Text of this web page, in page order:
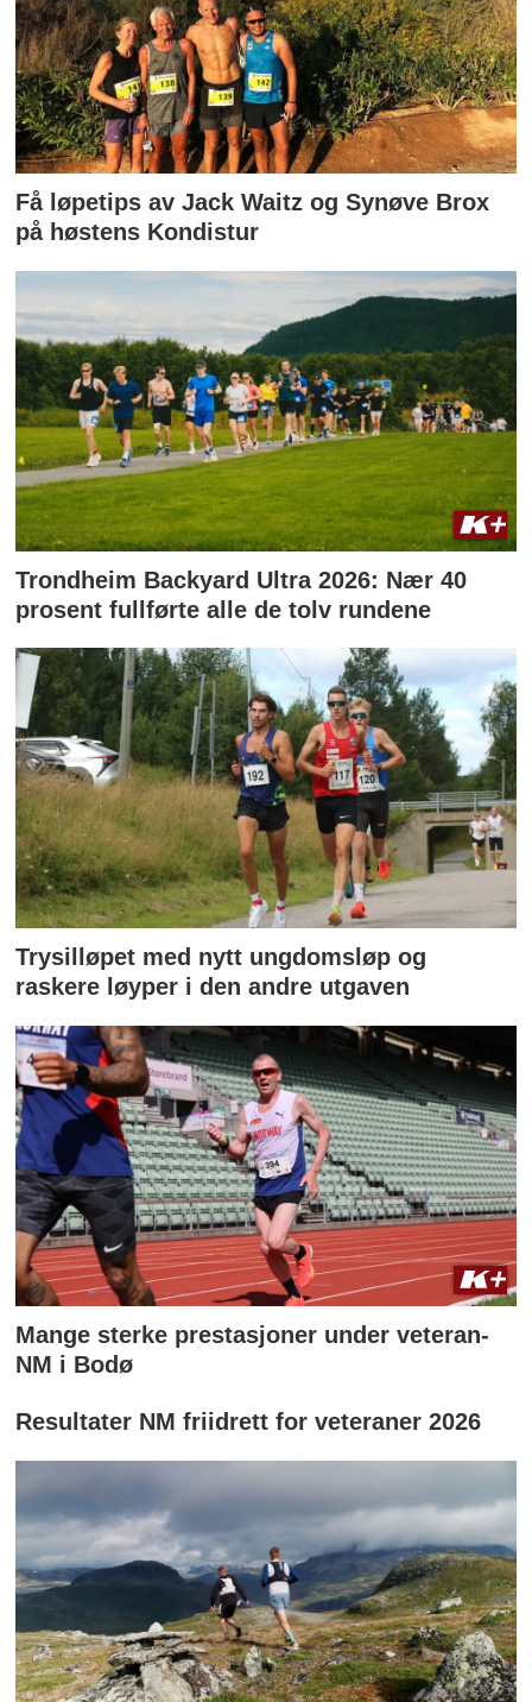
Få løpetips av Jack Waitz og Synøve Brox
på høstens Kondistur
Trondheim Backyard Ultra 2026: Nær 40
prosent fullførte alle de tolv rundene
Trysilløpet med nytt ungdomsløp og
raskere løyper i den andre utgaven
Mange sterke prestasjoner under veteran-
NM i Bodø
Resultater NM friidrett for veteraner 2026